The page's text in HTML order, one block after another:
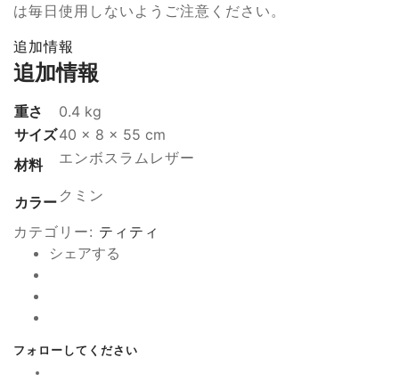
は毎日使用しないようご注意ください。
追加情報
追加情報
重さ
0.4 kg
サイズ40 × 8 × 55 cm
材料
エンボスラムレザー
カラー クミン
カテゴリー: ティティ
シェアする
フォローしてください